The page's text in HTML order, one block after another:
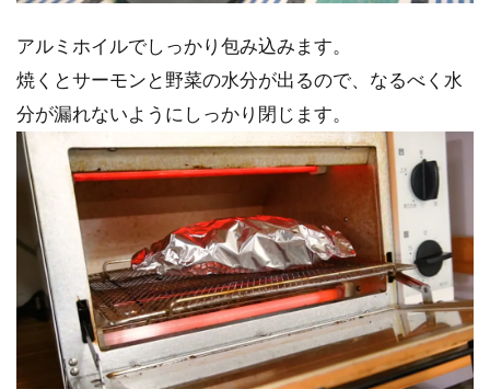
アルミホイルでしっかり包み込みます。
焼くとサーモンと野菜の水分が出るので、なるべく水
分が漏れないようにしっかり閉じます。